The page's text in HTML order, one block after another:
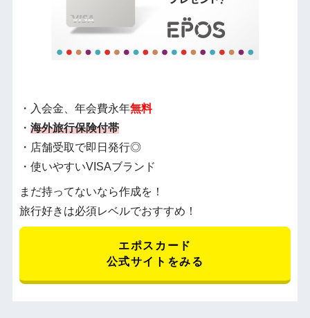
・入会金、年会費永年無料
・ 海外旅行保険付帯
・店舗受取で即日発行◎
・使いやすいVISAブランド
まだ持ってないなら作成を！
旅行好きは必須レベルでおすすめ！
エポスカード
公式サイトをみる